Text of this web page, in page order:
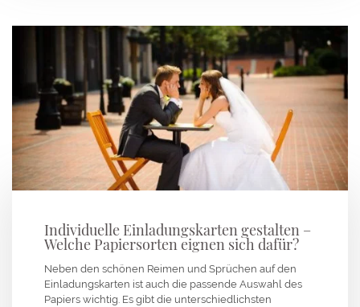
Individuelle Einladungskarten gestalten –
Welche Papiersorten eignen sich dafür?
Neben den schönen Reimen und Sprüchen auf den
Einladungskarten ist auch die passende Auswahl des
Papiers wichtig. Es gibt die unterschiedlichsten